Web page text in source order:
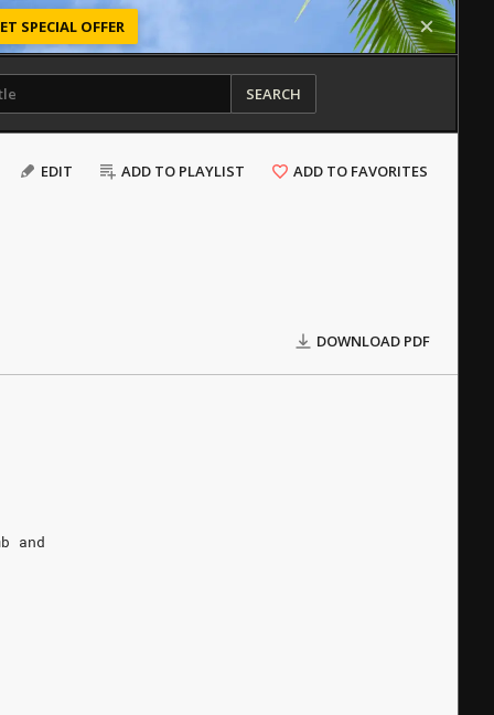
SPECIAL OFFER
SEARCH
EDIT ADD TO PLAYLIST ADD TO FAVORITES
DOWNLOAD PDF
and